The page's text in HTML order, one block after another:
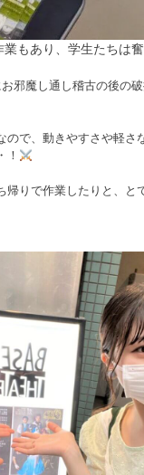
もあり、学生たちは
邪魔し通し稽古の後の
ので、動きやすさや軽さ
！
帰りで作業したりと、と